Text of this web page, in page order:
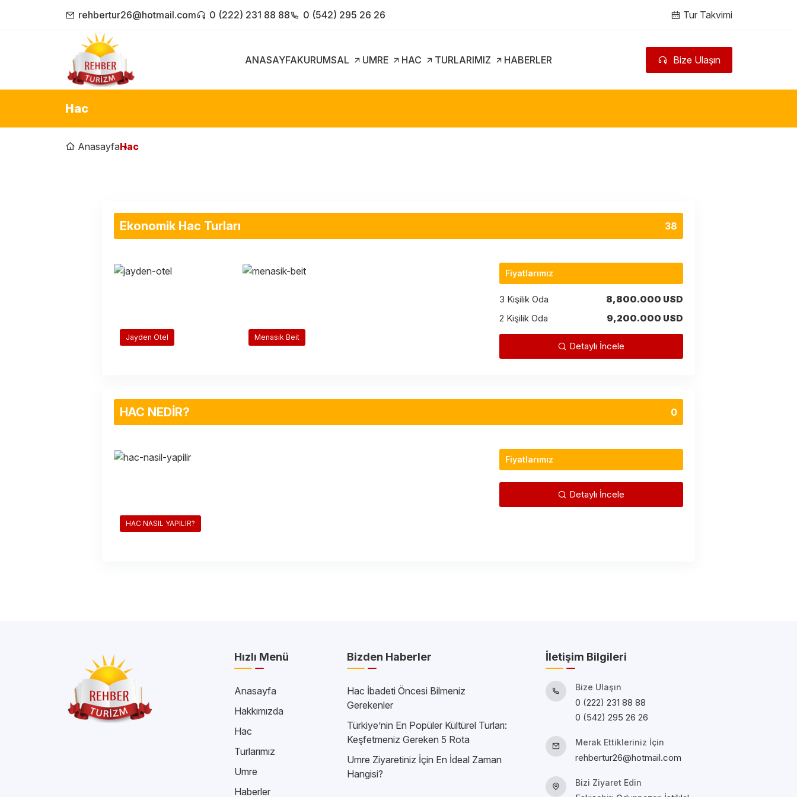
rehbertur26@hotmail.com 0 (222) 231 88 88 0 (542) 295 26 26 Tur Takvimi
ANASAYFAKURUMSAL UMRE HAC TURLARIMIZ HABERLER Bize Ulaşın
Hac
AnasayfaHac
Ekonomik Hac Turları 38
Jayden Otel Menasik Beit
Fiyatlarımız
3 Kişilik Oda
8,800.000 USD
2 Kişilik Oda
9,200.000 USD
Detaylı İncele
HAC NEDİR? 0
HAC NASIL YAPILIR?
Fiyatlarımız
Detaylı İncele
Hızlı Menü
Anasayfa
Hakkımızda
Hac
Turlarımız
Umre
Haberler
Bizden Haberler
Hac İbadeti Öncesi Bilmeniz
Gerekenler
Türkiye’nin En Popüler Kültürel Turları:
Keşfetmeniz Gereken 5 Rota
Umre Ziyaretiniz İçin En İdeal Zaman
Hangisi?
İletişim Bilgileri
Bize Ulaşın
0 (222) 231 88 88
0 (542) 295 26 26
Merak Ettikleriniz İçin
rehbertur26@hotmail.com
Bizi Ziyaret Edin